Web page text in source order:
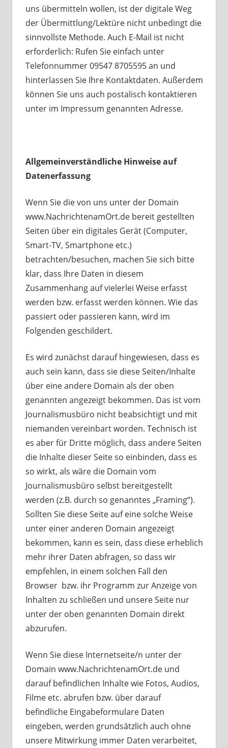
uns übermitteln wollen, ist der digitale Weg
der Übermittlung/Lektüre nicht unbedingt die
sinnvollste Methode. Auch E-Mail ist nicht
erforderlich: Rufen Sie einfach unter
Telefonnummer 09547 8705595 an und
hinterlassen Sie Ihre Kontaktdaten. Außerdem
können Sie uns auch postalisch kontaktieren
unter im Impressum genannten Adresse.
Allgemeinverständliche Hinweise auf
Datenerfassung
Wenn Sie die von uns unter der Domain
www.NachrichtenamOrt.de bereit gestellten
Seiten über ein digitales Gerät (Computer,
Smart-TV, Smartphone etc.)
betrachten/besuchen, machen Sie sich bitte
klar, dass Ihre Daten in diesem
Zusammenhang auf vielerlei Weise erfasst
werden bzw. erfasst werden können. Wie das
passiert oder passieren kann, wird im
Folgenden geschildert.
Es wird zunächst darauf hingewiesen, dass es
auch sein kann, dass sie diese Seiten/Inhalte
über eine andere Domain als der oben
genannten angezeigt bekommen. Das ist vom
Journalismusbüro nicht beabsichtigt und mit
niemanden vereinbart worden. Technisch ist
es aber für Dritte möglich, dass andere Seiten
die Inhalte dieser Seite so einbinden, dass es
so wirkt, als wäre die Domain vom
Journalismusbüro selbst bereitgestellt
werden (z.B. durch so genanntes „Framing“).
Sollten Sie diese Seite auf eine solche Weise
unter einer anderen Domain angezeigt
bekommen, kann es sein, dass diese erheblich
mehr ihrer Daten abfragen, so dass wir
empfehlen, in einem solchen Fall den
Browser bzw. ihr Programm zur Anzeige von
Inhalten zu schließen und unsere Seite nur
unter der oben genannten Domain direkt
abzurufen.
Wenn Sie diese Internetseite/n unter der
Domain www.NachrichtenamOrt.de und
darauf befindlichen Inhalte wie Fotos, Audios,
Filme etc. abrufen bzw. über darauf
befindliche Eingabeformulare Daten
eingeben, werden grundsätzlich auch ohne
unsere Mitwirkung immer Daten verarbeitet,